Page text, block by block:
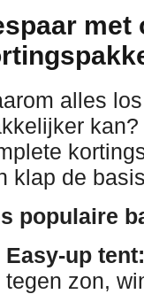
met
alles
klap de
populaire
Easy-up tent:
tegen zon,